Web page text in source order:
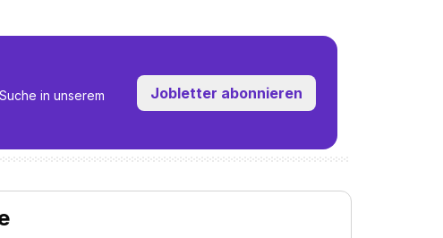
in unserem
Jobletter abonnieren